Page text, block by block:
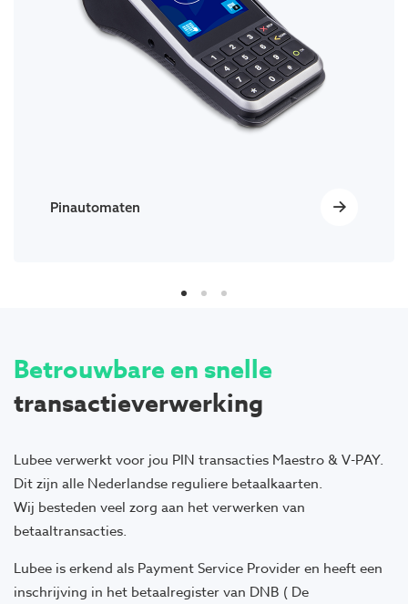
Pinautomaten
Betrouwbare en snelle
transactieverwerking
Lubee verwerkt voor jou PIN transacties Maestro & V-PAY.
Dit zijn alle Nederlandse reguliere betaalkaarten.
Wij besteden veel zorg aan het verwerken van
betaaltransacties.
Lubee is erkend als Payment Service Provider en heeft een
inschrijving in het betaalregister van DNB ( De